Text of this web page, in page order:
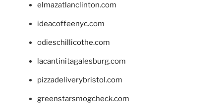
elmazatlanclinton.com
ideacoffeenyc.com
odieschillicothe.com
lacantinitagalesburg.com
pizzadeliverybristol.com
greenstarsmogcheck.com